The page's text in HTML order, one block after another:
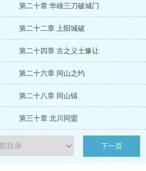
第二十章 华雄三刀破城门
第二十二章 上阳城破
第二十四章 古之义士豫让
第二十六章 同山之约
第二十八章 同山镇
第三十章 北川同盟
下一页